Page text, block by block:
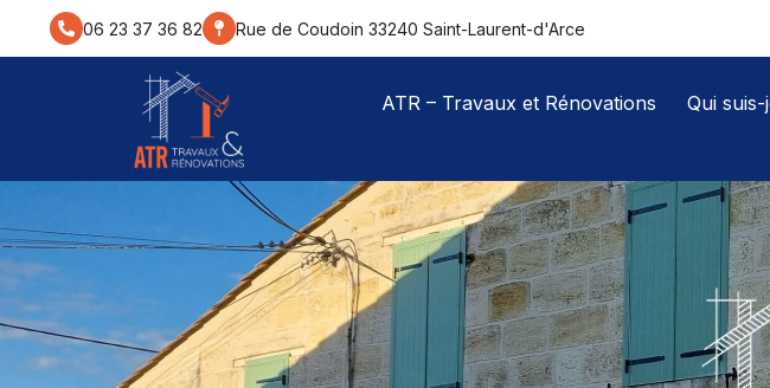
principal 06 23 37 36 82 Rue de Coudoin 33240 Saint-Laurent-d'Arce
ATR – Travaux et Rénovations Qui suis-